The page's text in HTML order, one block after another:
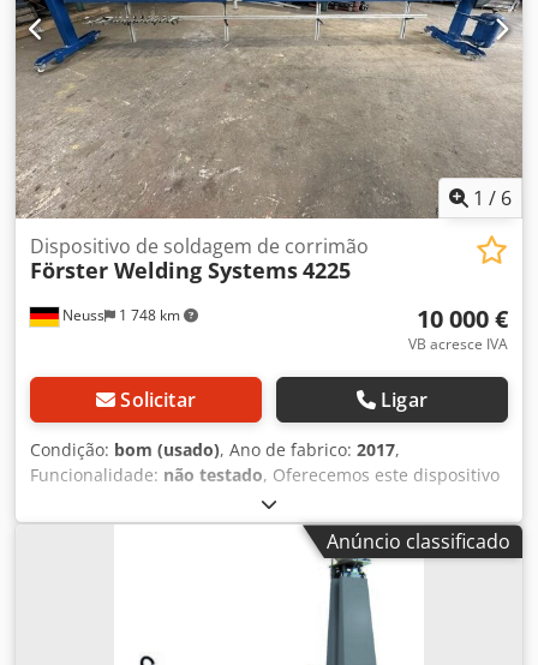
instalado (a definir em conjunto)
1 / 6
Neuss 1 748 km
Dispositivo de soldagem de corrimão
Förster Welding Systems4225
10 000 €
VB acresce IVA
Solicitar Ligar
Condição: bom (usado), Ano de fabrico: 2017,
Funcionalidade: não testado, Oferecemos este dispositivo
de soldagem de corrimão Förster Welding Systems 4225
bem conservado, ano de fabricação 2017. Dcedpjy N A U
Ajfx Adkjk Fabricante: Förster Welding Systems Modelo:
4225 Ano de fabricação: 2017 Condição: boa ID da
categoria: 96 ID do tipo: 2257 Tipo de máquina: dispositivo
de soldagem de corrimão Se tiver dúvidas ou precisar de
mais informações, envie-nos uma mensagem ou ligue para
Anúncio classificado